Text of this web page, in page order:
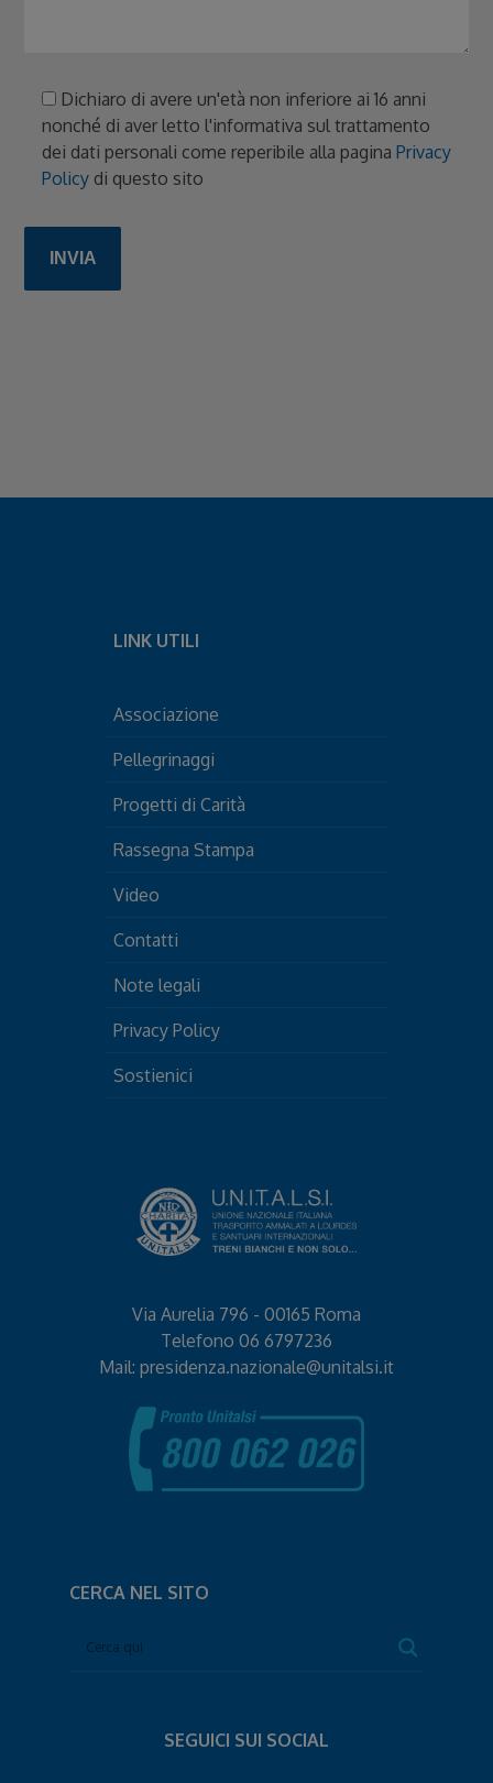
Dichiaro di avere un'età non inferiore ai 16 anni
nonché di aver letto l'informativa sul trattamento
dei dati personali come reperibile alla paginaPrivacy
Policy di questo sito
LINK UTILI
Associazione
Pellegrinaggi
Progetti di Carità
Rassegna Stampa
Video
Contatti
Note legali
Privacy Policy
Sostienici
Via Aurelia 796 - 00165 Roma
Telefono 06 6797236
Mail: presidenza.nazionale@unitalsi.it
CERCA NEL SITO
SEGUICI SUI SOCIAL